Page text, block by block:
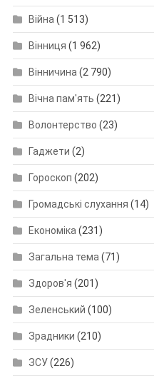
Війна(1 513)
Вінниця (1 962)
Вінничина(2 790)
Вічна пам'ять (221)
Волонтерство (23)
Гаджети (2)
Гороскоп (202)
Громадські слухання (14)
Економіка(231)
Загальна тема(71)
Здоров'я (201)
Зеленський (100)
Зрадники (210)
ЗСУ(226)